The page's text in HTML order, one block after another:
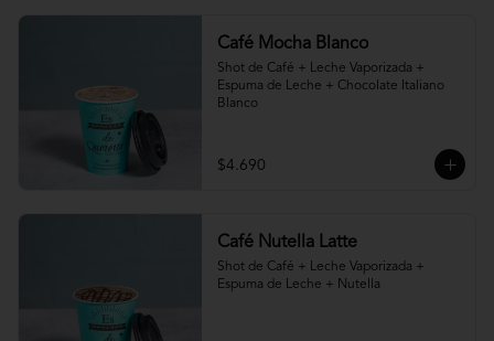
Café Mocha Blanco
Shot de Café + Leche Vaporizada +
Espuma de Leche + Chocolate Italiano
Blanco
$4.690
Café Nutella Latte
Shot de Café + Leche Vaporizada +
Espuma de Leche + Nutella